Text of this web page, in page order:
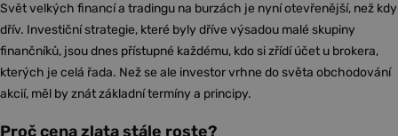
Svět velkých financí a tradingu na burzách je nyní otevřenější, než kdy
dřív. Investiční strategie, které byly dříve výsadou malé skupiny
finančníků, jsou dnes přístupné každému, kdo si zřídí účet u brokera,
kterých je celá řada. Než se ale investor vrhne do světa obchodování
akcií, měl by znát základní termíny a principy.
Proč cena zlata stále roste?